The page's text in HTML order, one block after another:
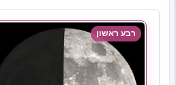
רבע ראשון